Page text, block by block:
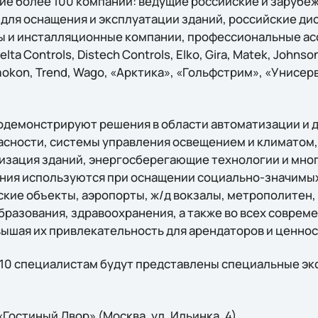
оснащения и эксплуатации зданий, российские
и инсталляционные компании, профессиональные
Controls, Distech Controls, Elko, Gira, Matek,
Trend, Wago, «Арктика», «Гольфстрим»,
решения в области автоматизации и
системы управления освещением и
зданий, энергосберегающие технологии и
используются при оснащении социально-
объекты, аэропорты, ж/д вокзалы,
здравоохранения, а также во всех
их привлекательность для арендаторов и
специалистам будут представлены специальные